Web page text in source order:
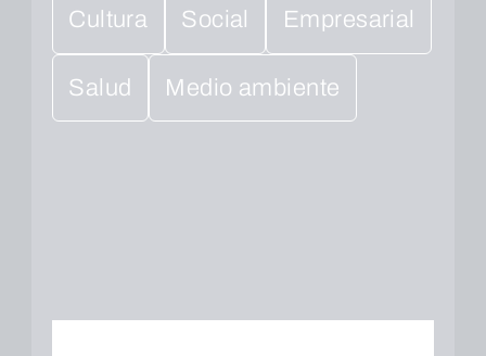
Cultura Social Empresarial
Salud Medio ambiente